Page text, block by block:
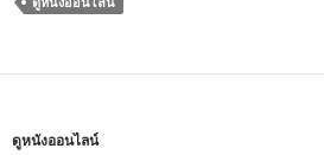
ดูหนังออนไลน์